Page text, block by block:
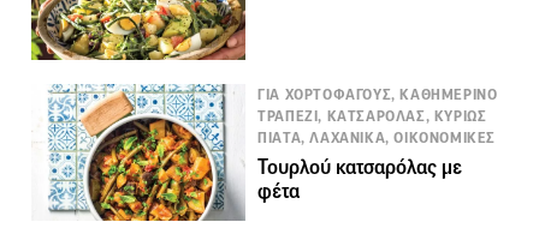
ΓΙΑ ΧΟΡΤΟΦΑΓΟΥΣ, ΚΑΘΗΜΕΡΙΝΟ
ΤΡΑΠΕΖΙ, ΚΑΤΣΑΡΟΛΑΣ, ΚΥΡΙΩΣ
ΠΙΑΤΑ, ΛΑΧΑΝΙΚΑ, ΟΙΚΟΝΟΜΙΚΕΣ
Τουρλού κατσαρόλας με
φέτα